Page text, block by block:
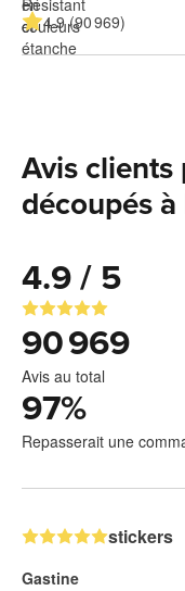
4.9 (90 969)
Avis clients
découpés
4.9 / 5
90 969
Avis au total
97%
Repasserait une
stickers
Gastine